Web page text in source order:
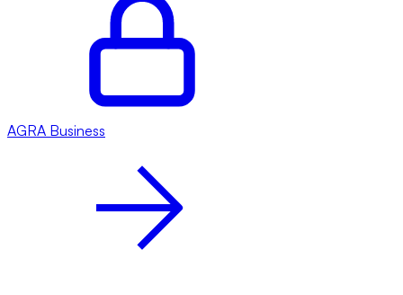
AGRA Business